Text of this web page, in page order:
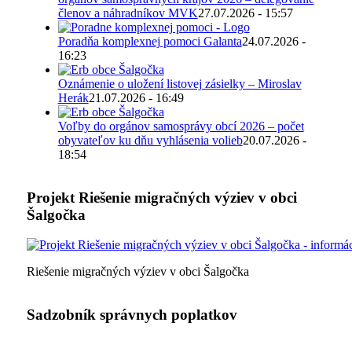
členov a náhradníkov MVK27.07.2026 - 15:57
Poradňa komplexnej pomoci Galanta24.07.2026 -
16:23
Oznámenie o uložení listovej zásielky – Miroslav
Herák21.07.2026 - 16:49
Voľby do orgánov samosprávy obcí 2026 – počet
obyvateľov ku dňu vyhlásenia volieb20.07.2026 -
18:54
Projekt Riešenie migračných výziev v obci
Šalgočka
Riešenie migračných výziev v obci Šalgočka
Sadzobník správnych poplatkov